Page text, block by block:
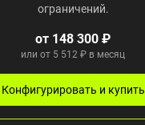
ограничений.
от 148 300 ₽
или от 5 512 ₽ в месяц
Конфигурировать и купить